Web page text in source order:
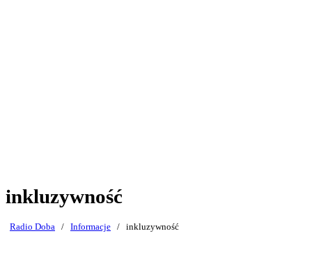
inkluzywność
Radio Doba / Informacje / inkluzywność